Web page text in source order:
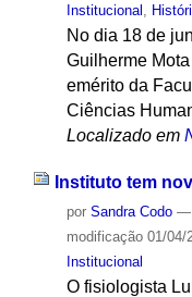
Institucional
No dia 18 de
Guilherme
emérito da
Ciências
Localizado em
Instituto tem
por Sandra Codo —
modificação01/04/
Institucional
O fisiologista